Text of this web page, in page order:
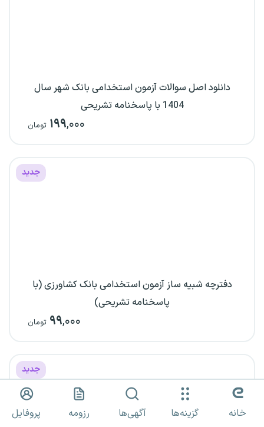
دانلود اصل سوالات آزمون استخدامی بانک شهر سال
1404 با پاسخنامه تشریحی
۱۹۹,۰۰۰ تومان
جدید
دفترچه شبیه ساز آزمون استخدامی بانک کشاورزی (با
پاسخنامه تشریحی)
۹۹,۰۰۰ تومان
جدید
خانه گزینه‌ها آگهی‌ها رزومه پروفایل